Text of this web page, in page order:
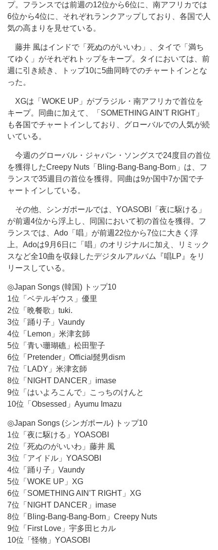
プ。フランスでは前週の12位から6位に、南アフリカでは
6位から4位に、それぞれランクアップしており、各国で人
気の高まりを見せている。
藤井 風はインドで「死ぬのがいいわ」、タイで「満ち
てゆく」がそれぞれトップをキープ。タイにおいては、前
週に引き続き、トップ10に5曲同時でのチャートインとな
った。
XGは「WOKE UP」がブラジル・南アフリカで首位を
キープ。同曲に加えて、「SOMETHING AIN’T RIGHT」
も各国でチャートインしており、グローバルでの人気が続
いている。
今週のグローバル・ジャパン・ソングスで24度目の首位
を獲得したCreepy Nuts「Bling-Bang-Bang-Born」は、フ
ランスで35週目の首位を獲得。同曲は9か国中7か国でチ
ャートインしている。
その他、シンガポールでは、YOASOBI「夜に駆ける」
が前週4位から浮上し、同国において初の首位を獲得。フ
ランスでは、Ado「唱」が前週22位から7位に大きく浮
上。Adoは9月6日に「唱」のオリジナルに加え、リミック
スなど全10曲を収録したデジタルアルバム『唱LP』をリ
リースしている。
◎Japan Songs (韓国) トップ10
1位「ベテルギウス」優里
2位「晩餐歌」tuki.
3位「踊り子」Vaundy
4位「Lemon」米津玄師
5位「青い珊瑚礁」松田聖子
6位「Pretender」Official髭男dism
7位「LADY」米津玄師
8位「NIGHT DANCER」imase
9位「はいよろこんで」こっちのけんと
10位「Obsessed」Ayumu Imazu
◎Japan Songs (シンガポール) トップ10
1位「夜に駆ける」YOASOBI
2位「死ぬのがいいわ」藤井 風
3位「アイドル」YOASOBI
4位「踊り子」Vaundy
5位「WOKE UP」XG
6位「SOMETHING AIN’T RIGHT」XG
7位「NIGHT DANCER」imase
8位「Bling-Bang-Bang-Born」Creepy Nuts
9位「First Love」宇多田ヒカル
10位「怪物」YOASOBI